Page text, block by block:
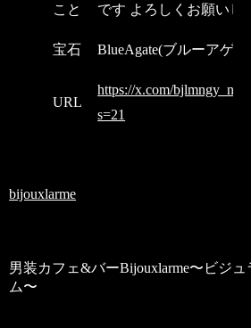
こと
です よろしくお願いし
宝石 BlueAgate(ブルーアゲー
URL
https://x.com/
s=21
bijouxlarme
男装カフェ&バーBijouxlarme〜ビジュ
ム〜